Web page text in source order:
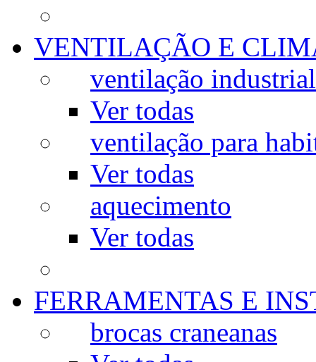
VENTILAÇÃO E
ventilação industrial
Ver todas
ventilação para
Ver todas
aquecimento
Ver todas
FERRAMENTAS E
brocas craneanas